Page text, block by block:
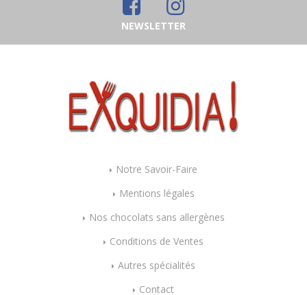
NEWSLETTER
Notre Savoir-Faire
Mentions légales
Nos chocolats sans allergènes
Conditions de Ventes
Autres spécialités
Contact